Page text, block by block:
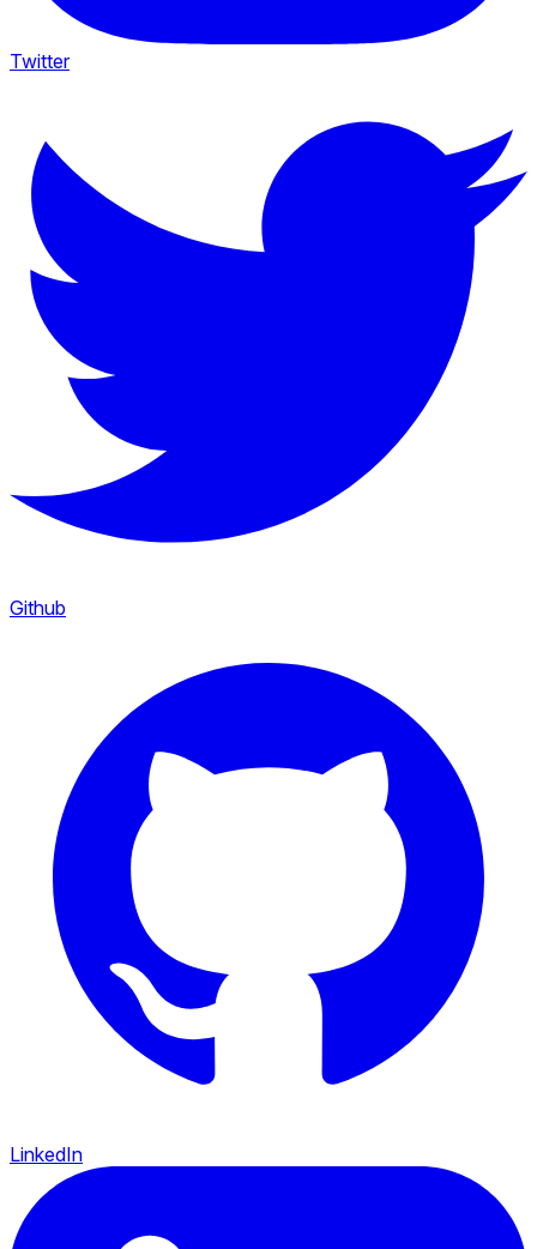
Twitter
Github
LinkedIn